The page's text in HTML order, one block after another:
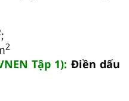
;
2
Tập 1): Điền dấu